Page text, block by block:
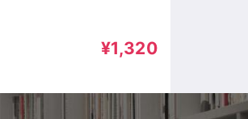
¥1,320